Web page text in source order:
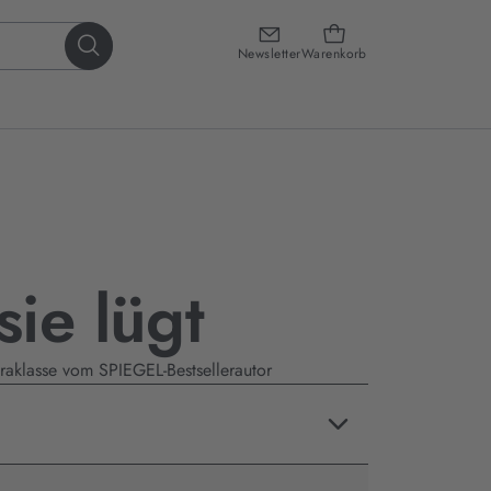
NewsletterWarenkorb
lügt
vom SPIEGEL-Bestsellerautor